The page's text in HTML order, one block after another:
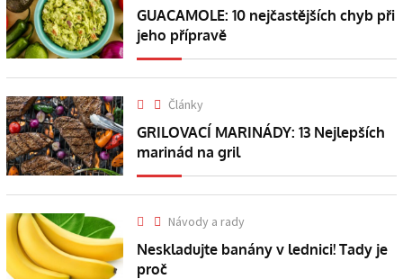
GUACAMOLE: 10 nejčastějších chyb při
jeho přípravě
Články
GRILOVACÍ MARINÁDY: 13 Nejlepších
marinád na gril
Návody a rady
Neskladujte banány v lednici! Tady je
proč